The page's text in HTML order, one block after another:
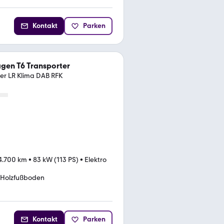
Kontakt Parken
T6 Transporter
LR Klima DAB RFK
km • 83 kW (113 PS) • Elektro
Holzfußboden
Kontakt Parken